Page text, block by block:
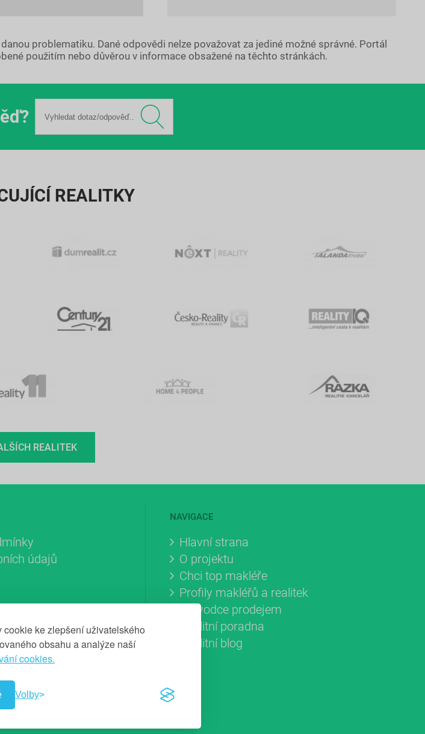
ke zlepšení uživatelského
obsahu a analýze naší
cookies.
Volby
problematiku. Dané odpovědi nelze považovat za jediné možné správné. Portál
použitím nebo důvěrou v informace obsažené na těchto stránkách.
REALITKY
REALITEK
údajů
NAVIGACE
Hlavní strana
O projektu
Chci top makléře
Profily makléřů a realitek
Průvodce prodejem
Realitní poradna
Realitní blog